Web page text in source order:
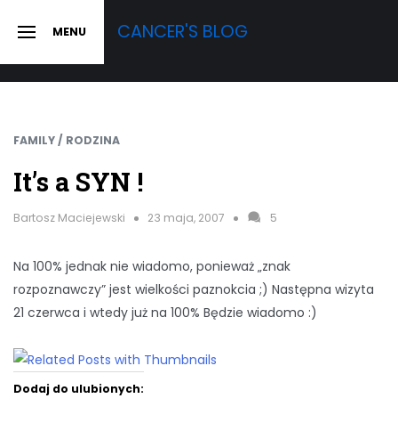
SLIDE MENU CANCER'S BLOG
FAMILY / RODZINA
It’s a SYN !
Bartosz Maciejewski 23 maja, 2007 5
Na 100% jednak nie wiadomo, ponieważ „znak
rozpoznawczy” jest wielkości paznokcia ;) Następna wizyta
21 czerwca i wtedy już na 100% Będzie wiadomo :)
Dodaj do ulubionych: